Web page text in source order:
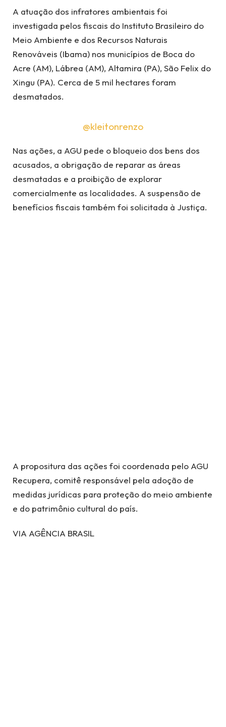
A atuação dos infratores ambientais foi
investigada pelos fiscais do Instituto Brasileiro do
Meio Ambiente e dos Recursos Naturais
Renováveis (Ibama) nos municípios de Boca do
Acre (AM), Lábrea (AM), Altamira (PA), São Felix do
Xingu (PA). Cerca de 5 mil hectares foram
desmatados.
@kleitonrenzo
Nas ações, a AGU pede o bloqueio dos bens dos
acusados, a obrigação de reparar as áreas
desmatadas e a proibição de explorar
comercialmente as localidades. A suspensão de
benefícios fiscais também foi solicitada à Justiça.
A propositura das ações foi coordenada pelo AGU
Recupera, comitê responsável pela adoção de
medidas jurídicas para proteção do meio ambiente
e do patrimônio cultural do país.
VIA AGÊNCIA BRASIL